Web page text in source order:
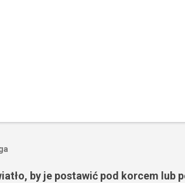
by je postawić pod korcem lub